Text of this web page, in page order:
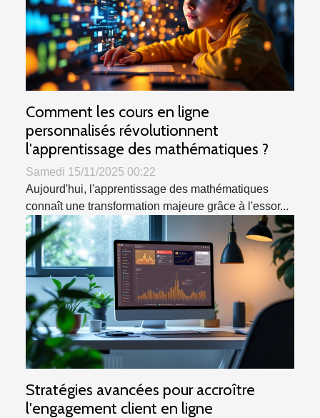
Comment les cours en ligne
personnalisés révolutionnent
l'apprentissage des mathématiques ?
Samedi 15/11/2025 00:22
Aujourd'hui, l'apprentissage des mathématiques
connaît une transformation majeure grâce à l'essor...
Stratégies avancées pour accroître
l'engagement client en ligne